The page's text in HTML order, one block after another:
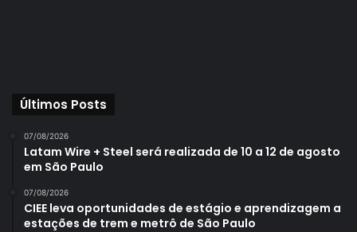
Últimos Posts
07/08/2026
Latam Wire + Steel será realizada de 10 a 12 de agosto
em São Paulo
07/08/2026
CIEE leva oportunidades de estágio e aprendizagem a
estações de trem e metrô de São Paulo